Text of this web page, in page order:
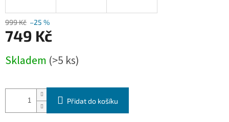
999 Kč –25 %
749 Kč
cena:
Skladem (>5 ks)
Přidat do košíku